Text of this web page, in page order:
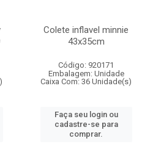
Colete inflavel minnie
43x35cm
Código: 920171
Embalagem: Unidade
Caixa Com: 36 Unidade(s)
Faça seu login ou
cadastre-se para
comprar.